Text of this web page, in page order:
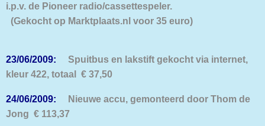
i.p.v. de Pioneer radio/cassettespeler.
(Gekocht op Marktplaats.nl voor 35 euro)
23/06/2009:
Spuitbus en lakstift gekocht via internet,
kleur 422, totaal € 37,50
24/06/2009: Nieuwe accu, gemonteerd door Thom de
Jong € 113,37